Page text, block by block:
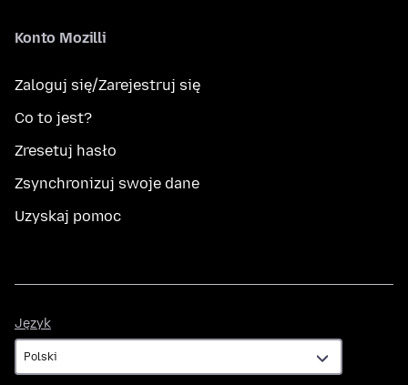
Konto Mozilli
Zaloguj się/Zarejestruj się
Co to jest?
Zresetuj hasło
Zsynchronizuj swoje dane
Uzyskaj pomoc
Język